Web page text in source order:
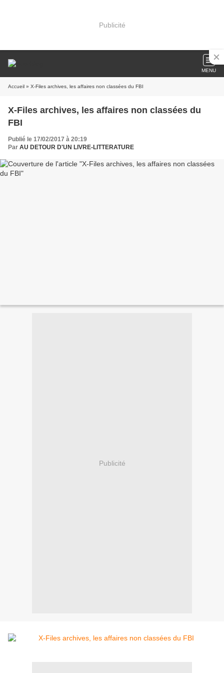
Publicité
MENU
Accueil » X-Files archives, les affaires non classées du FBI
X-Files archives, les affaires non classées du
FBI
Publié le 17/02/2017 à 20:19
Par AU DETOUR D'UN LIVRE-LITTERATURE
Publicité